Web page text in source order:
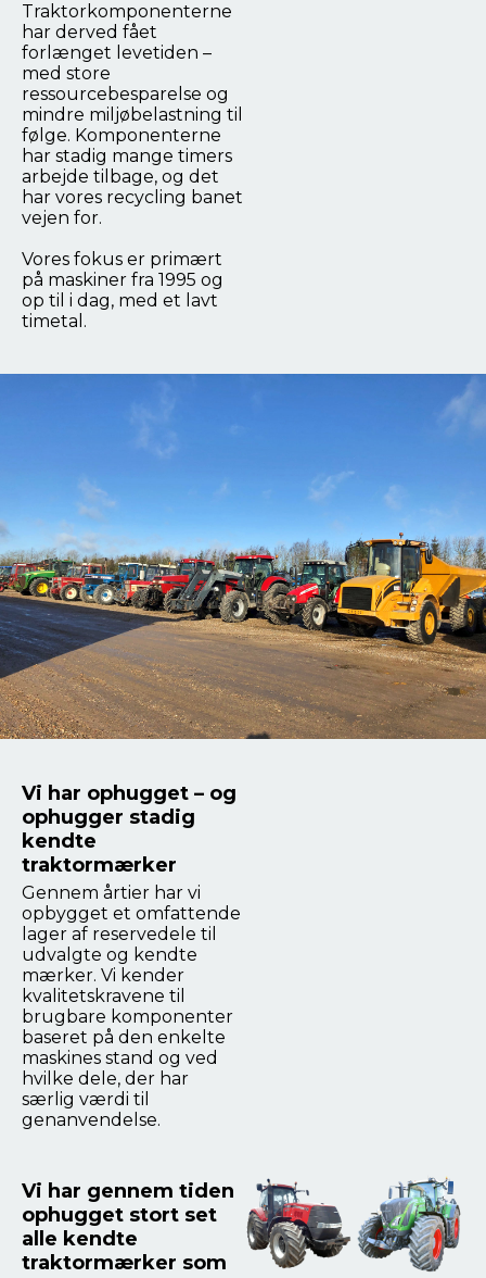
Traktorkomponenterne
har derved fået
forlænget levetiden –
med store
ressourcebesparelse og
mindre miljøbelastning til
følge. Komponenterne
har stadig mange timers
arbejde tilbage, og det
har vores recycling banet
vejen for.
Vores fokus er primært
på maskiner fra 1995 og
op til i dag, med et lavt
timetal.
Vi har ophugget – og
ophugger stadig
kendte
traktormærker
Gennem årtier har vi
opbygget et omfattende
lager af reservedele til
udvalgte og kendte
mærker. Vi kender
kvalitetskravene til
brugbare komponenter
baseret på den enkelte
maskines stand og ved
hvilke dele, der har
særlig værdi til
genanvendelse.
Vi har gennem tiden
ophugget stort set
alle kendte
traktormærker som